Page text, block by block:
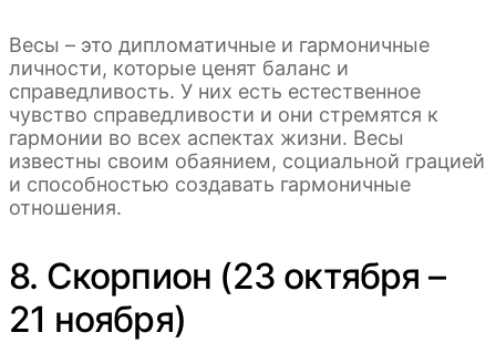
Весы – это дипломатичные и гармоничные
личности, которые ценят баланс и
справедливость. У них есть естественное
чувство справедливости и они стремятся к
гармонии во всех аспектах жизни. Весы
известны своим обаянием, социальной грацией
и способностью создавать гармоничные
отношения.
8. Скорпион (23 октября –
21 ноября)